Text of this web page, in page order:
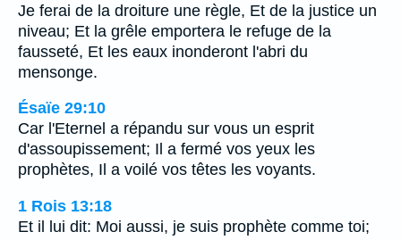
Je ferai de la droiture une règle, Et de la justice un
niveau; Et la grêle emportera le refuge de la
fausseté, Et les eaux inonderont l'abri du
mensonge.
Ésaïe 29:10
Car l'Eternel a répandu sur vous un esprit
d'assoupissement; Il a fermé vos yeux les
prophètes, Il a voilé vos têtes les voyants.
1 Rois 13:18
Et il lui dit: Moi aussi, je suis prophète comme toi;